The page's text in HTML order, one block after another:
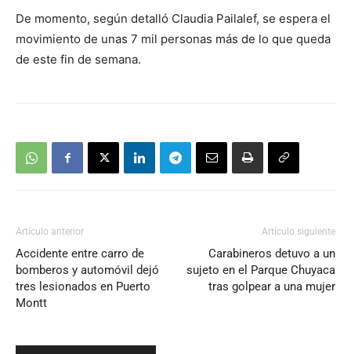
De momento, según detalló Claudia Pailalef, se espera el
movimiento de unas 7 mil personas más de lo que queda
de este fin de semana.
Artículo anterior
Accidente entre carro de
bomberos y automóvil dejó
tres lesionados en Puerto
Montt
Artículo siguiente
Carabineros detuvo a un
sujeto en el Parque Chuyaca
tras golpear a una mujer